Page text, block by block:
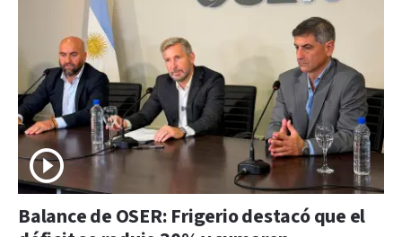
Balance de OSER: Frigerio destacó que el